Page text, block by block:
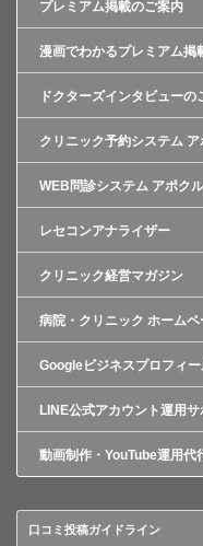
プレミアム掲載のご案内
漫画でわかるプレミアム掲
ドクターズインタビューの
クリニック予約システム
WEB問診システム アポク
レセコンアナライザー
クリニック経営マガジン
病院・クリニック ホーム
Googleビジネスプロフィー
LINE公式アカウント運用サ
動画制作・YouTube運用代
口コミ投稿ガイドライン